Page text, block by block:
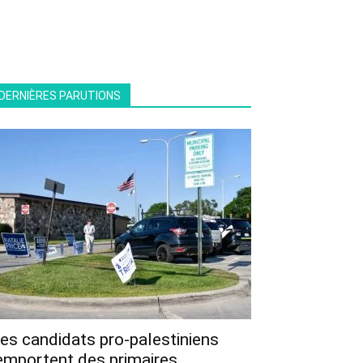
PARUTIONS
candidats pro-palestiniens